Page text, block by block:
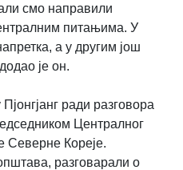
смо направили
питањима. У
а у другим још
је он.
ради разговора
Централног
Северне Кореје.
разговарали о